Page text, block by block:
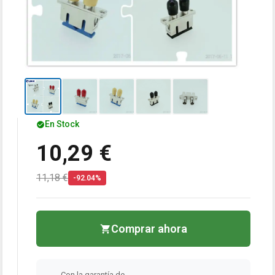
En Stock
10,29 €
11,18 € -92.04%
Comprar ahora